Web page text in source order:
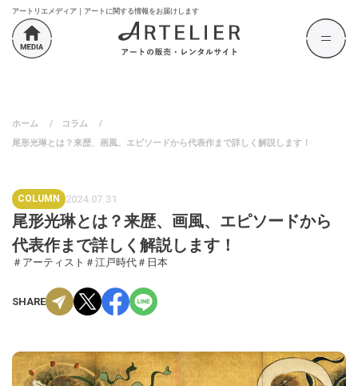
アートリエメディア｜アートに関する情報をお届けします
ホーム / コラム /
尾形光琳とは？来歴、画風、エピソードから代表作まで詳しく解説します！
COLUMN 2024.07.31
尾形光琳とは？来歴、画風、エピソードから
代表作まで詳しく解説します！
＃アーティスト ＃江戸時代 ＃日本
SHARE